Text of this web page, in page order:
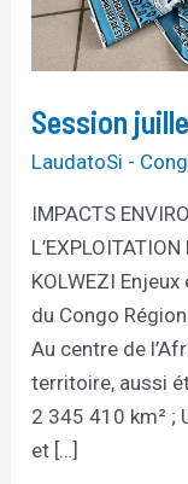
Session
LaudatoSi -
IMPACTS
KOLWEZI
du Congo
Au centre de
territoire, aussi
2 345 410 km² ;
et […]